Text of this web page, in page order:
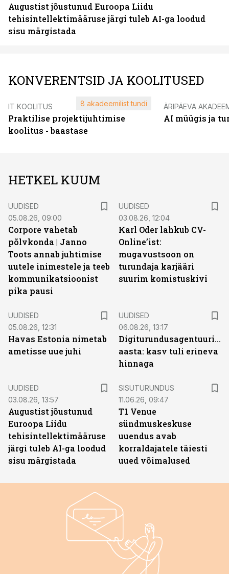
Augustist jõustunud Euroopa Liidu
tehisintellektimääruse järgi tuleb AI-ga loodud
sisu märgistada
KONVERENTSID JA KOOLITUSED
IT KOOLITUS
Praktilise projektijuhtimise
koolitus - baastase
8 akadeemilist tundi ÄRIPÄEVA
AI müügis ja
HETKEL KUUM
UUDISED
05.08.26, 09:00
Corpore vahetab
põlvkonda | Janno
Toots annab juhtimise
uutele inimestele ja teeb
kommunikatsioonist
pika pausi
UUDISED
03.08.26, 12:04
Karl Oder lahkub CV-
Online’ist:
mugavustsoon on
turundaja karjääri
suurim komistuskivi
UUDISED
05.08.26, 12:31
Havas Estonia nimetab
ametisse uue juhi
UUDISED
06.08.26, 13:17
Digiturundusagentuuride
aasta: kasv tuli erineva
hinnaga
UUDISED
03.08.26, 13:57
Augustist jõustunud
Euroopa Liidu
tehisintellektimääruse
järgi tuleb AI-ga loodud
sisu märgistada
SISUTURUNDUS
11.06.26, 09:47
T1 Venue
sündmuskeskuse
uuendus avab
korraldajatele täiesti
uued võimalused